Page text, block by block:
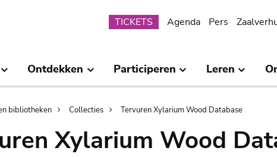
Submenu
TICKETS Agenda Pers
Ontdekken Participeren Leren
bibliotheken Collecties Tervuren Xylarium Wood Database
Xylarium Wood